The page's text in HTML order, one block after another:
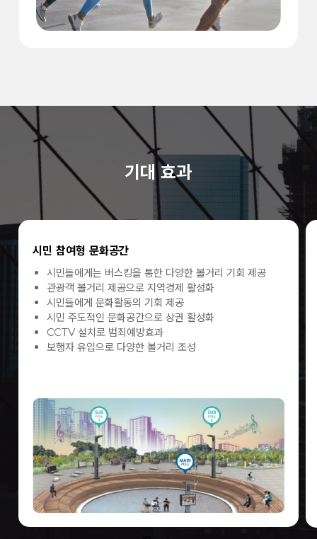
기대 효과
시민 참여형 문화공간
시민들에게는 버스킹을 통한 다양한 볼거리 기회 제공
관광객 볼거리 제공으로 지역경제 활성화
시민들에게 문화활동의 기회 제공
시민 주도적인 문화공간으로 상권 활성화
CCTV 설치로 범죄예방효과
보행자 유입으로 다양한 볼거리 조성